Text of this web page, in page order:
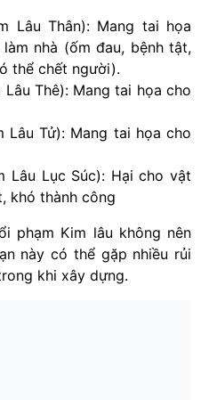
Lâu Thân): Mang tai họa
nhà (ốm đau, bệnh tật,
thể chết người).
Thê): Mang tai họa cho
Lâu Tử): Mang tai họa cho
Lâu Lục Súc): Hại cho vật
khó thành công
phạm Kim lâu không nên
này có thể gặp nhiều rủi
khi xây dựng.